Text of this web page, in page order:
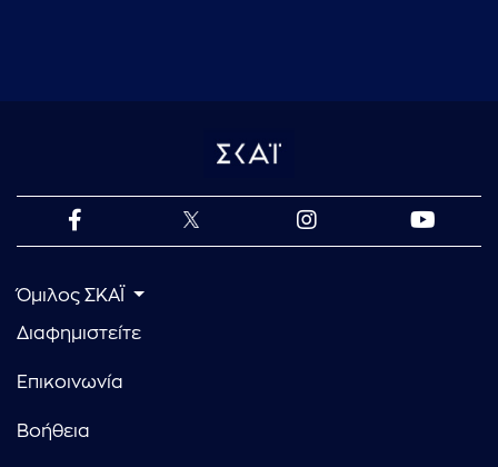
Όμιλος ΣΚΑΪ
Διαφημιστείτε
Επικοινωνία
Βοήθεια